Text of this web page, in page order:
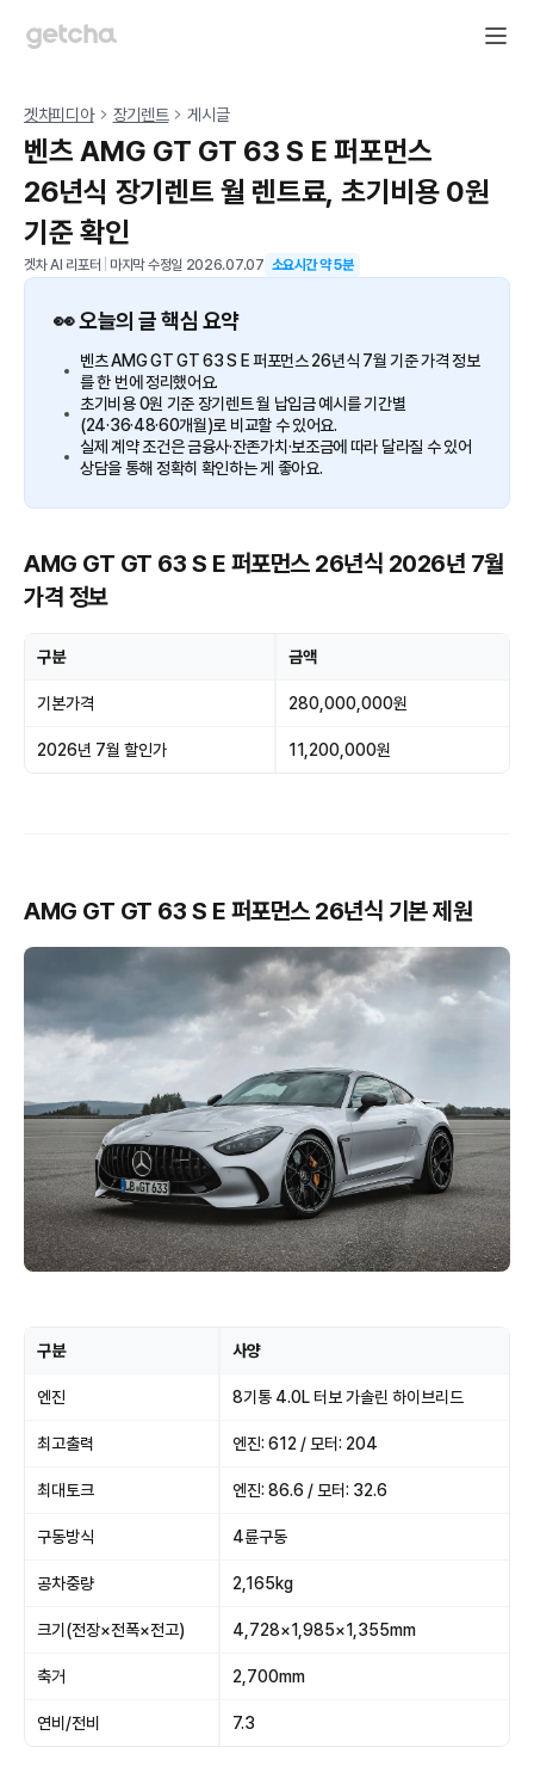
겟차피디아 장기렌트 게시글
벤츠 AMG GT GT 63 S E 퍼포먼스
26년식 장기렌트 월 렌트료, 초기비용 0원
기준 확인
겟차 AI 리포터 마지막 수정일 2026.07.07 소요시간 약5분
👀 오늘의 글 핵심 요약
벤츠 AMG GT GT 63 S E 퍼포먼스 26년식 7월 기준 가격 정보
를 한 번에 정리했어요.
초기비용 0원 기준 장기렌트 월 납입금 예시를 기간별
(24·36·48·60개월)로 비교할 수 있어요.
실제 계약 조건은 금융사·잔존가치·보조금에 따라 달라질 수 있어
상담을 통해 정확히 확인하는 게 좋아요.
AMG GT GT 63 S E 퍼포먼스 26년식 2026년 7월
가격 정보
구분 금액
기본가격 280,000,000원
2026년 7월 할인가 11,200,000원
AMG GT GT 63 S E 퍼포먼스 26년식 기본 제원
구분 사양
엔진 8기통 4.0L 터보 가솔린 하이브리드
최고출력 엔진: 612 / 모터: 204
최대토크 엔진: 86.6 / 모터: 32.6
구동방식 4륜구동
공차중량 2,165kg
크기(전장×전폭×전고) 4,728×1,985×1,355mm
축거 2,700mm
연비/전비 7.3